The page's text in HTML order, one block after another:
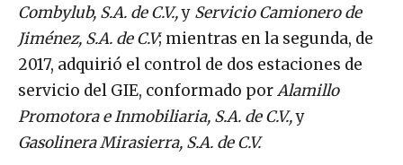
Combylub, S.A. de C.V.,y Servicio Camionero de
Jiménez, S.A. de C.V; mientras en la segunda, de
2017, adquirió el control de dos estaciones de
servicio del GIE, conformado porAlamillo
Promotora e Inmobiliaria, S.A. de C.V.,y
Gasolinera Mirasierra, S.A. de C.V.